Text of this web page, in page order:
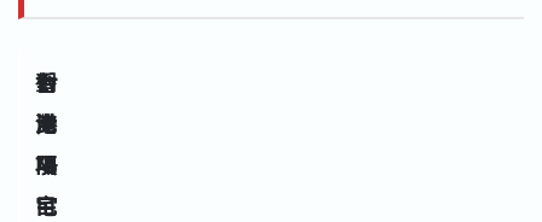
對
比
項
目
香
港
陽
宅
台
灣
陽
宅